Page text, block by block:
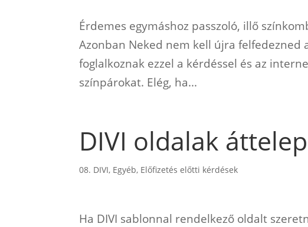
Érdemes egymáshoz passzoló, illő
Azonban Neked nem kell újra felfedezned
foglalkoznak ezzel a kérdéssel és az
színpárokat. Elég, ha...
DIVI oldalak
08. DIVI, Egyéb, Előfizetés előtti kérdések
Ha DIVI sablonnal rendelkező oldalt